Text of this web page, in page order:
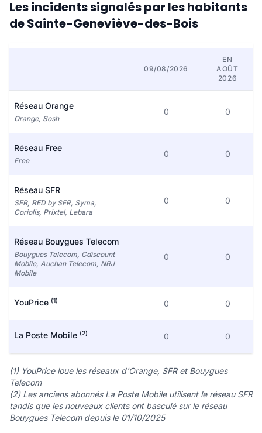
Les incidents signalés par les habitants
de Sainte-Geneviève-des-Bois
09/08/2026
EN
AOÛT
2026
Réseau Orange
Orange, Sosh
0 0
Réseau Free
Free
0 0
Réseau SFR
SFR, RED by SFR, Syma,
Coriolis, Prixtel, Lebara
0 0
Réseau Bouygues Telecom
Bouygues Telecom, Cdiscount
Mobile, Auchan Telecom, NRJ
Mobile
0 0
YouPrice (1) 0 0
La Poste Mobile (2) 0 0
(1) YouPrice loue les réseaux d'Orange, SFR et Bouygues
Telecom
(2) Les anciens abonnés La Poste Mobile utilisent le réseau SFR
tandis que les nouveaux clients ont basculé sur le réseau
Bouygues Telecom depuis le 01/10/2025